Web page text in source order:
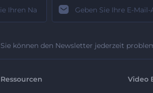
Sie können den Newsletter jederzeit
Ressourcen Video